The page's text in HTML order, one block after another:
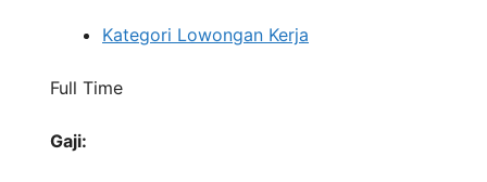
Kategori Lowongan Kerja
Full Time
Gaji: